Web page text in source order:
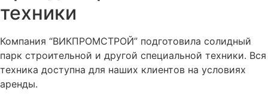
техники
Компания “ВИКПРОМСТРОЙ” подготовила солидный
парк строительной и другой специальной техники. Вся
техника доступна для наших клиентов на условиях
аренды.